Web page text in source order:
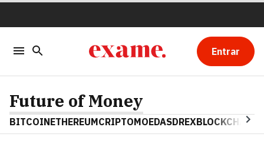
Entrar
Future of Money
BITCOINETHEREUMCRIPTOMOEDASDREXBLOCKCHAIN